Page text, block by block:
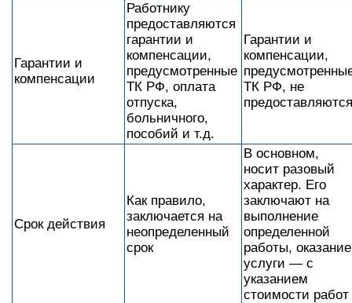
Гарантии и
компенсации
Работнику
предоставляются
гарантии и
компенсации,
предусмотренные
ТК РФ, оплата
отпуска,
больничного,
пособий и т.д.
Гарантии и
компенсации,
ТК РФ, не
предоставляются
Срок действия
Как правило,
заключается на
неопределенный
срок
В основном,
носит разовый
характер. Его
заключают на
выполнение
определенной
работы, оказание
услуги — с
указанием
стоимости работ